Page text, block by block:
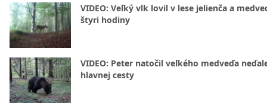
VIDEO: Veľký vlk lovil v lese jelienča a
štyri hodiny
VIDEO: Peter natočil veľkého medveďa
hlavnej cesty